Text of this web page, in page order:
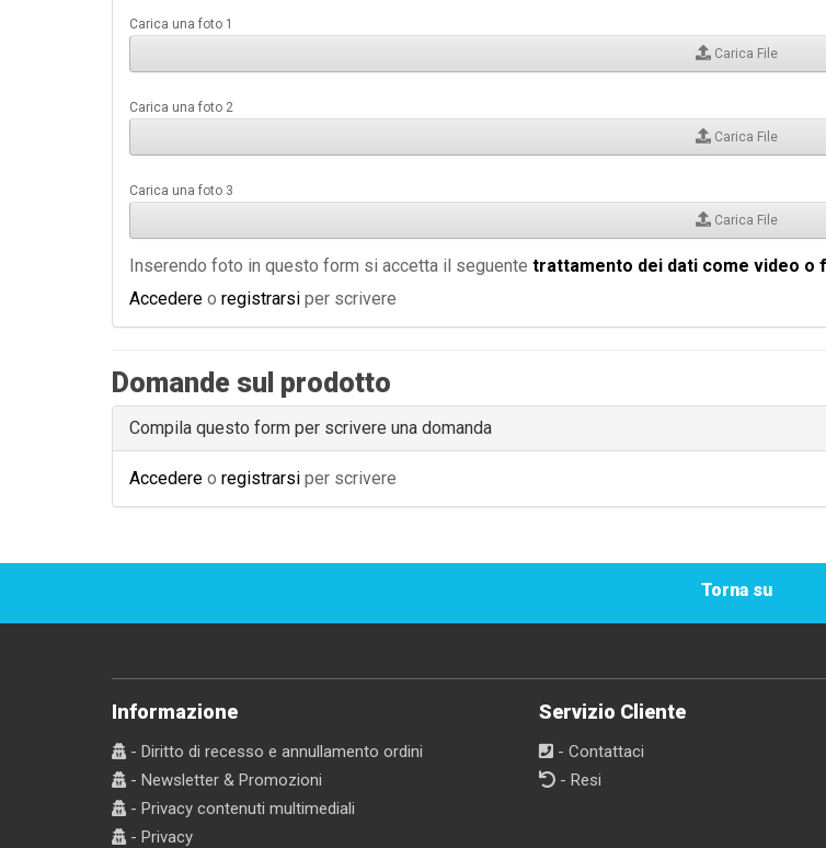
Carica una foto 1
Carica File
Carica una foto 2
Carica File
Carica una foto 3
Carica File
Inserendo foto in questo form si accetta il seguente trattamento dei dati come video o
Accedere o registrarsi per scrivere
Domande sul prodotto
Compila questo form per scrivere una domanda
Accedere o registrarsi per scrivere
Torna su
Informazione
- Diritto di recesso e annullamento ordini
- Newsletter & Promozioni
- Privacy contenuti multimediali
- Privacy
Servizio Cliente
- Contattaci
- Resi